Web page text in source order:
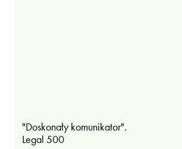
"Doskonały komunikator".
Legal 500